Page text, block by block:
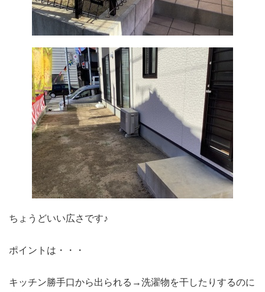
ちょうどいい広さです♪
ポイントは・・・
キッチン勝手口から出られる→洗濯物を干したりするのに